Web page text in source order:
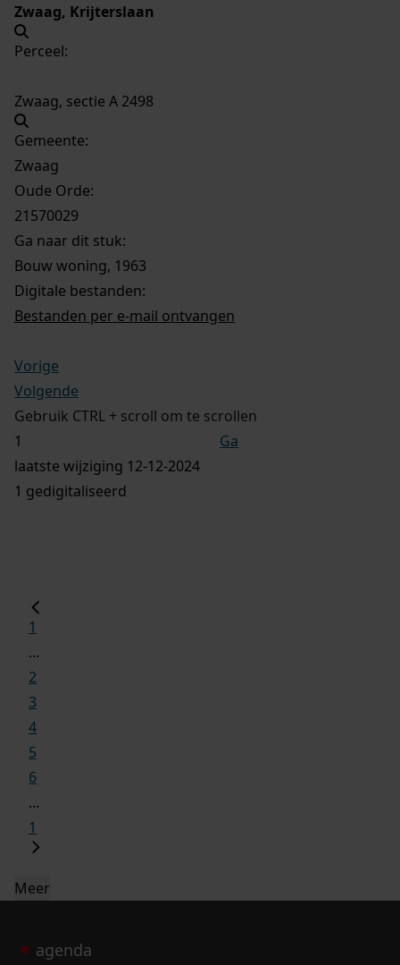
Zwaag, Krijterslaan
Perceel:
Zwaag, sectie A 2498
Gemeente:
Zwaag
Oude Orde:
21570029
Ga naar dit stuk:
Bouw woning, 1963
Digitale bestanden:
Bestanden per e-mail ontvangen
Vorige
Volgende
Gebruik CTRL + scroll om te scrollen
Ga
laatste wijziging 12-12-2024
1 gedigitaliseerd
1
...
2
3
4
5
6
...
1
Meer
agenda